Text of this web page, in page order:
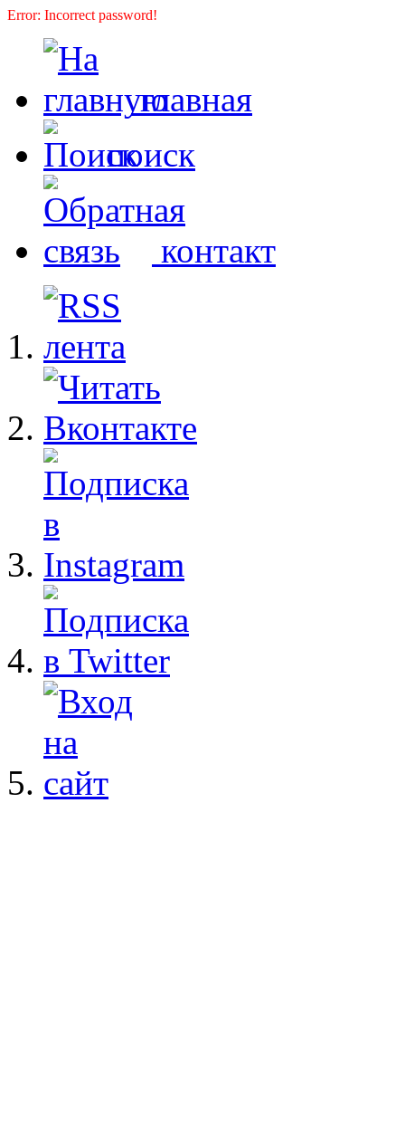
Error: Incorrect password!
главная
поиск
контакт